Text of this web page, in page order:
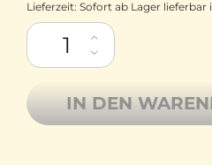
Lieferzeit: Sofort ab Lager lieferbar
Brittany Needles Birkenholz
IN DEN